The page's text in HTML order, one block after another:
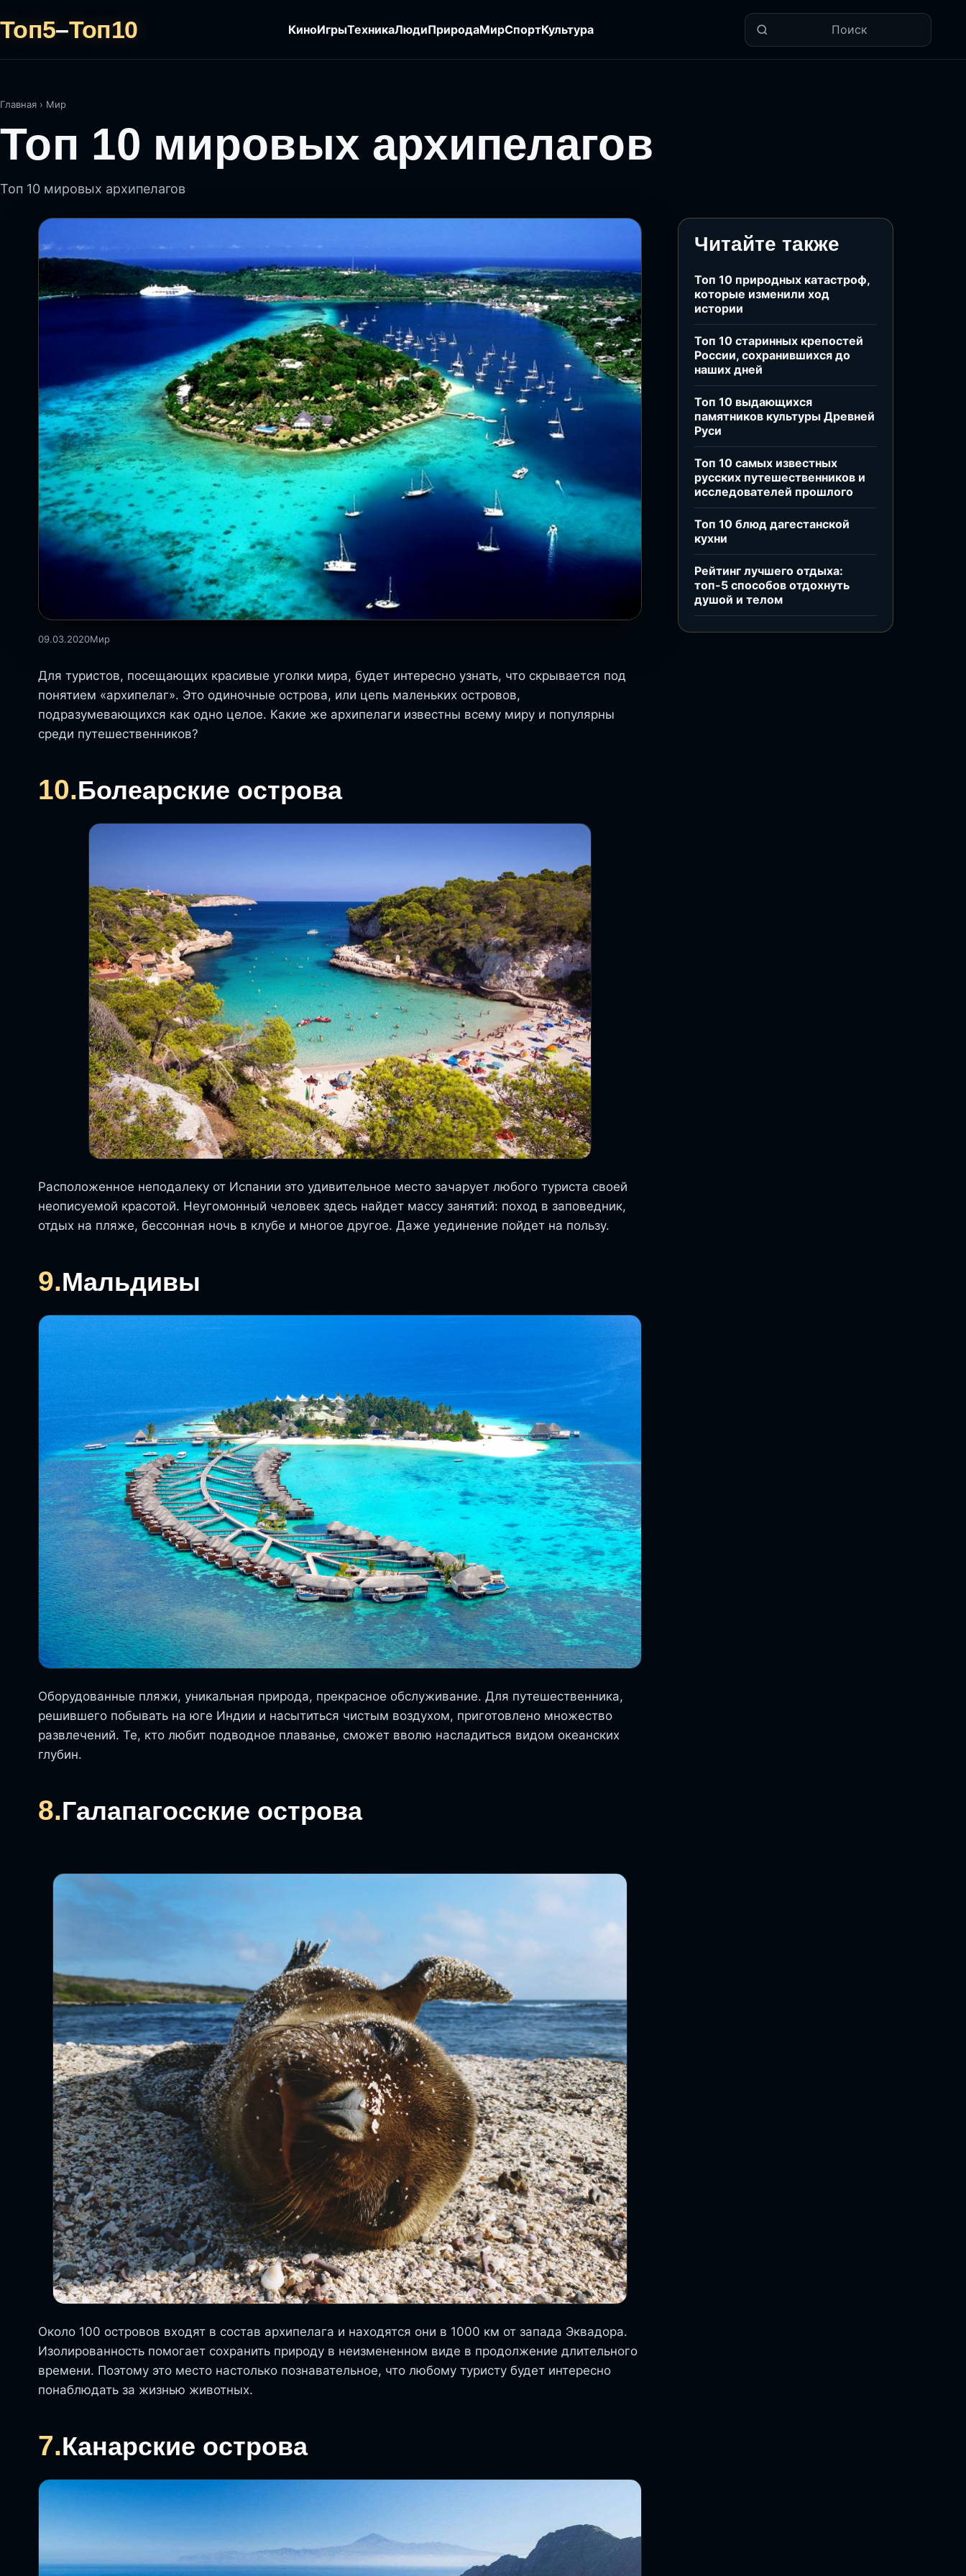
Топ5–Топ10 КиноИгрыТехникаЛюдиПриродаМирСпортКультура Поиск
Главная › Мир
Топ 10 мировых архипелагов
Топ 10 мировых архипелагов
09.03.2020Мир
Для туристов, посещающих красивые уголки мира, будет интересно узнать, что скрывается под
понятием «архипелаг». Это одиночные острова, или цепь маленьких островов,
подразумевающихся как одно целое. Какие же архипелаги известны всему миру и популярны
среди путешественников?
10.Болеарские острова
Расположенное неподалеку от Испании это удивительное место зачарует любого туриста своей
неописуемой красотой. Неугомонный человек здесь найдет массу занятий: поход в заповедник,
отдых на пляже, бессонная ночь в клубе и многое другое. Даже уединение пойдет на пользу.
9.Мальдивы
Оборудованные пляжи, уникальная природа, прекрасное обслуживание. Для путешественника,
решившего побывать на юге Индии и насытиться чистым воздухом, приготовлено множество
развлечений. Те, кто любит подводное плаванье, сможет вволю насладиться видом океанских
глубин.
8.Галапагосские острова
Около 100 островов входят в состав архипелага и находятся они в 1000 км от запада Эквадора.
Изолированность помогает сохранить природу в неизмененном виде в продолжение длительного
времени. Поэтому это место настолько познавательное, что любому туристу будет интересно
понаблюдать за жизнью животных.
7.Канарские острова
Читайте также
Топ 10 природных катастроф,
которые изменили ход
истории
Топ 10 старинных крепостей
России, сохранившихся до
наших дней
Топ 10 выдающихся
памятников культуры Древней
Руси
Топ 10 самых известных
русских путешественников и
исследователей прошлого
Топ 10 блюд дагестанской
кухни
Рейтинг лучшего отдыха:
топ-5 способов отдохнуть
душой и телом